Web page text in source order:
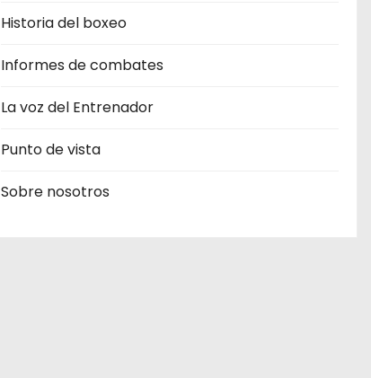
Historia del boxeo
Informes de combates
La voz del Entrenador
Punto de vista
Sobre nosotros